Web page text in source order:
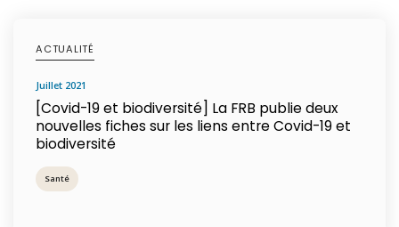
ACTUALITÉ
juillet 2021
[Covid-19 et biodiversité] La FRB publie deux
nouvelles fiches sur les liens entre Covid-19 et
biodiversité
Santé